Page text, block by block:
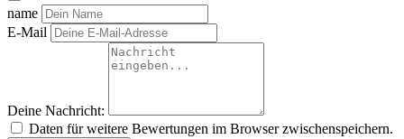
name
E-Mail
Deine Nachricht:
Daten für weitere Bewertungen im Browser zwischenspeichern.